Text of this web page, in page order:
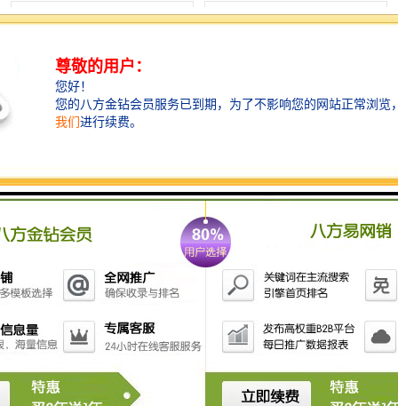
IBC环球商务中心招商热线|物
深圳罗湖IBC环球商务中心招
租|招商部